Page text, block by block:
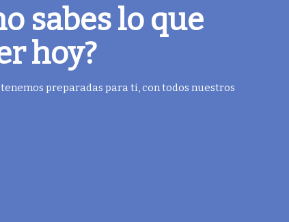
sabes lo que
hoy?
preparadas para ti, con todos nuestros